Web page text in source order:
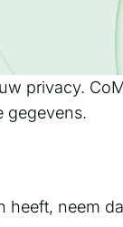
privacy.
gegevens.
heeft, neem